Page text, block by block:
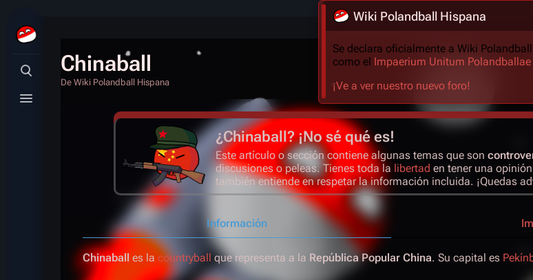
Búsqueda alternativa
Menú alternativo
Wiki Polandball Hispana
Se declara oficialmente a Wiki
como el Impaerium Unitum Polandballae
¡Ve a ver nuestro nuevo foro!
Chinaball
De Wiki Polandball Hispana
¿Chinaball? ¡No sé qué es!
Este artículo o sección contiene algunas temas que son
discusiones o peleas. Tienes toda la libertad en tener una
también entiende en respetar la información incluida. ¡Quedas
Información
Chinaball es la countryball que representa a la República Popular China. Su capital es